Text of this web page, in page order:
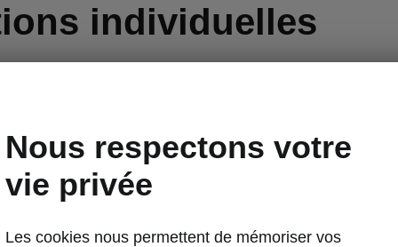
individuelles
d’attelage
avec fonction mémoire
recharge Mode 2 - Type 2 (10A) pour prise
Nous respectons votre
vie privée
Les cookies nous permettent de mémoriser vos